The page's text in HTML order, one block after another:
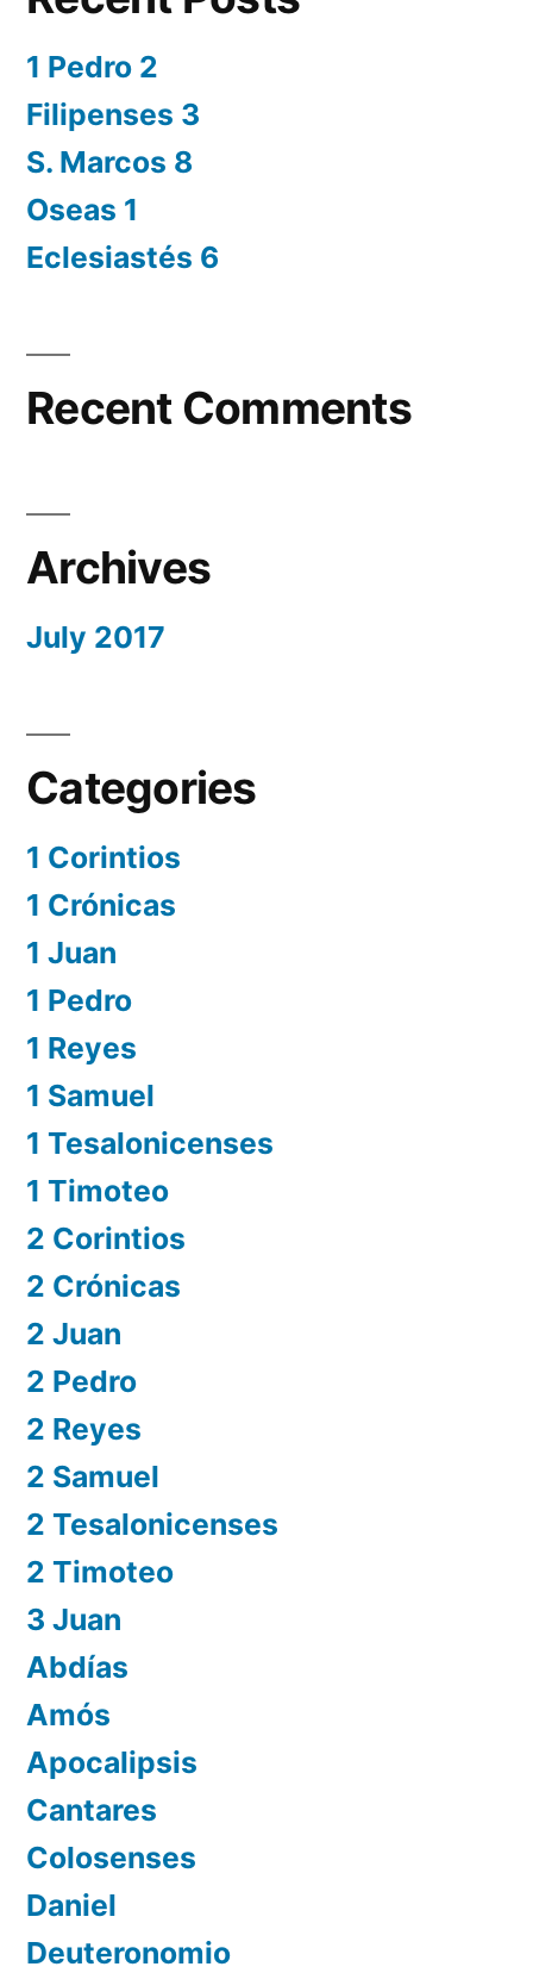
1 Pedro 2
Filipenses 3
S. Marcos 8
Oseas 1
Eclesiastés 6
Recent Comments
Archives
July 2017
Categories
1 Corintios
1 Crónicas
1 Juan
1 Pedro
1 Reyes
1 Samuel
1 Tesalonicenses
1 Timoteo
2 Corintios
2 Crónicas
2 Juan
2 Pedro
2 Reyes
2 Samuel
2 Tesalonicenses
2 Timoteo
3 Juan
Abdías
Amós
Apocalipsis
Cantares
Colosenses
Daniel
Deuteronomio